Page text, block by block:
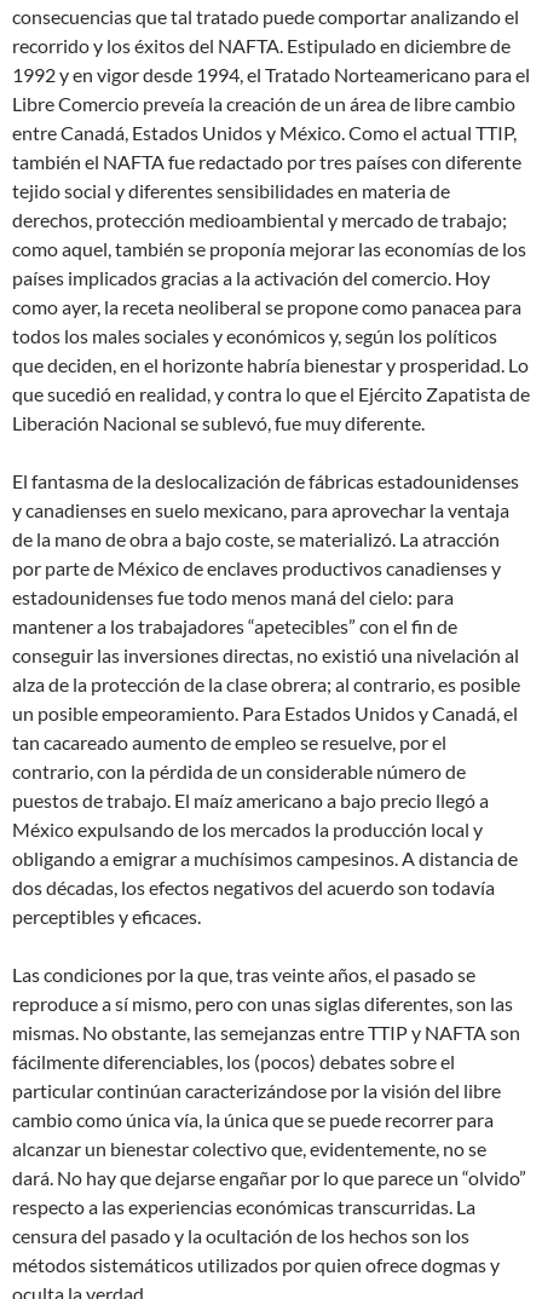
consecuencias que tal tratado puede comportar analizando el
recorrido y los éxitos del NAFTA. Estipulado en diciembre de
1992 y en vigor desde 1994, el Tratado Norteamericano para el
Libre Comercio preveía la creación de un área de libre cambio
entre Canadá, Estados Unidos y México. Como el actual TTIP,
también el NAFTA fue redactado por tres países con diferente
tejido social y diferentes sensibilidades en materia de
derechos, protección medioambiental y mercado de trabajo;
como aquel, también se proponía mejorar las economías de los
países implicados gracias a la activación del comercio. Hoy
como ayer, la receta neoliberal se propone como panacea para
todos los males sociales y económicos y, según los políticos
que deciden, en el horizonte habría bienestar y prosperidad. Lo
que sucedió en realidad, y contra lo que el Ejército Zapatista de
Liberación Nacional se sublevó, fue muy diferente.
El fantasma de la deslocalización de fábricas estadounidenses
y canadienses en suelo mexicano, para aprovechar la ventaja
de la mano de obra a bajo coste, se materializó. La atracción
por parte de México de enclaves productivos canadienses y
estadounidenses fue todo menos maná del cielo: para
mantener a los trabajadores “apetecibles” con el fin de
conseguir las inversiones directas, no existió una nivelación al
alza de la protección de la clase obrera; al contrario, es posible
un posible empeoramiento. Para Estados Unidos y Canadá, el
tan cacareado aumento de empleo se resuelve, por el
contrario, con la pérdida de un considerable número de
puestos de trabajo. El maíz americano a bajo precio llegó a
México expulsando de los mercados la producción local y
obligando a emigrar a muchísimos campesinos. A distancia de
dos décadas, los efectos negativos del acuerdo son todavía
perceptibles y eficaces.
Las condiciones por la que, tras veinte años, el pasado se
reproduce a sí mismo, pero con unas siglas diferentes, son las
mismas. No obstante, las semejanzas entre TTIP y NAFTA son
fácilmente diferenciables, los (pocos) debates sobre el
particular continúan caracterizándose por la visión del libre
cambio como única vía, la única que se puede recorrer para
alcanzar un bienestar colectivo que, evidentemente, no se
dará. No hay que dejarse engañar por lo que parece un “olvido”
respecto a las experiencias económicas transcurridas. La
censura del pasado y la ocultación de los hechos son los
métodos sistemáticos utilizados por quien ofrece dogmas y
oculta la verdad.